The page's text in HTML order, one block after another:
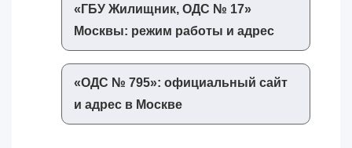
«‎ГБУ Жилищник, ОДС № 17»‎
Москвы: режим работы и адрес
«‎ОДС № 795»‎: официальный сайт
и адрес в Москве